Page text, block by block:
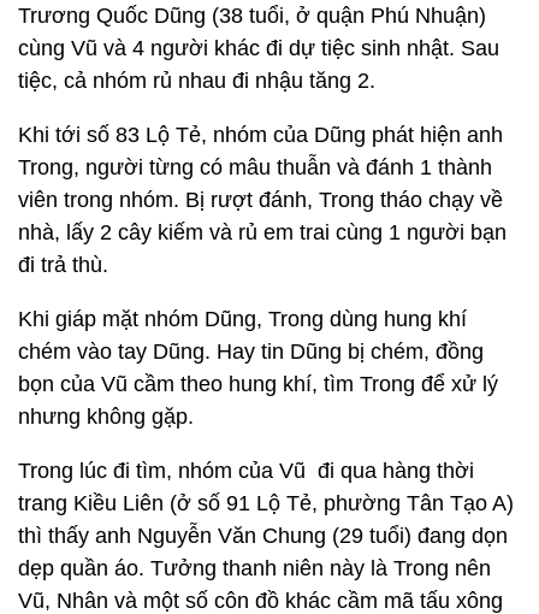
Trương Quốc Dũng (38 tuổi, ở quận Phú Nhuận)
cùng Vũ và 4 người khác đi dự tiệc sinh nhật. Sau
tiệc, cả nhóm rủ nhau đi nhậu tăng 2.
Khi tới số 83 Lộ Tẻ, nhóm của Dũng phát hiện anh
Trong, người từng có mâu thuẫn và đánh 1 thành
viên trong nhóm. Bị rượt đánh, Trong tháo chạy về
nhà, lấy 2 cây kiếm và rủ em trai cùng 1 người bạn
đi trả thù.
Khi giáp mặt nhóm Dũng, Trong dùng hung khí
chém vào tay Dũng. Hay tin Dũng bị chém, đồng
bọn của Vũ cầm theo hung khí, tìm Trong để xử lý
nhưng không gặp.
Trong lúc đi tìm, nhóm của Vũ đi qua hàng thời
trang Kiều Liên (ở số 91 Lộ Tẻ, phường Tân Tạo A)
thì thấy anh Nguyễn Văn Chung (29 tuổi) đang dọn
dẹp quần áo. Tưởng thanh niên này là Trong nên
Vũ, Nhân và một số côn đồ khác cầm mã tấu xông